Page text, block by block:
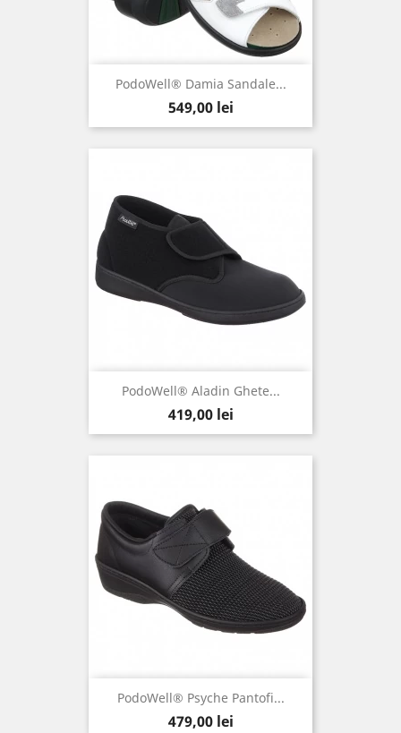
PodoWell® Damia Sandale...
Pret
549,00 lei
PodoWell® Aladin Ghete...
Pret
419,00 lei
PodoWell® Psyche Pantofi...
Pret
479,00 lei